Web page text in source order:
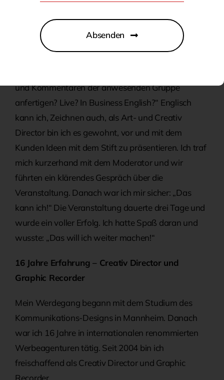
noch keinen Namen gab, es in den USA schon
gebräuchlich war, wurde ich, da ich gut, schnell und
und Kommentaren der anwesenden Gruppe
anfertigen? Live? In Business English?“ Englisch
kann ich, Zeichnen auch, als Art- und Creativ
Director bin ich es gewohnt, vor und mit dem
Kunden Ideen mit dem Stift zu präsentieren. Ich traf
mich kurzerhand mit dem Moderator und wir
führten ein klärendes Gespräch über die
Veranstaltung. Danach war ich mir sicher: „Das
kann ich!“ Die Veranstaltung dauerte drei Tage und
wurde ein voller Erfolg. Ich hatte Spaß daran und
wusste: „Das will ich weiter machen!“
16 Jahre Erfahrung – Creativ Director und
Graphic Recorder
Mein Werdegang begann mit dem Studium des
Kommunikations-Designs in Mannheim. Danach
war ich 16 Jahre in internationalen renommierten
Werbeagenturen tätig. Seit 2004 bin ich
freischaffend als Creativ Director und Graphic
Recorder.
Absenden